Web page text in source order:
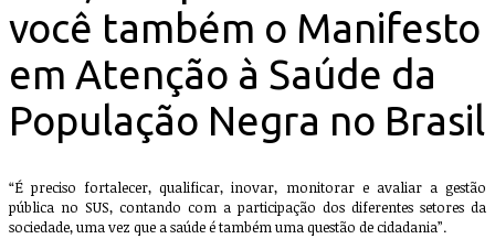
você também o Manifesto
em Atenção à Saúde da
População Negra no Brasil
“É preciso fortalecer, qualificar, inovar, monitorar e avaliar a gestão
pública no SUS, contando com a participação dos diferentes setores da
sociedade, uma vez que a saúde é também uma questão de cidadania”.